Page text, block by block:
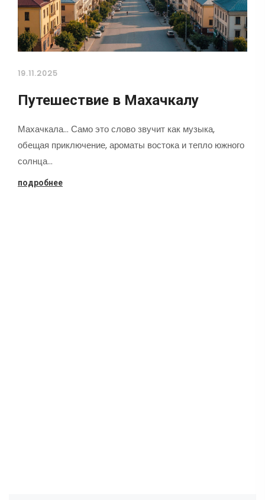
19.11.2025
Путешествие в Махачкалу
Махачкала... Само это слово звучит как музыка,
обещая приключение, ароматы востока и тепло южного
солнца…
подробнее